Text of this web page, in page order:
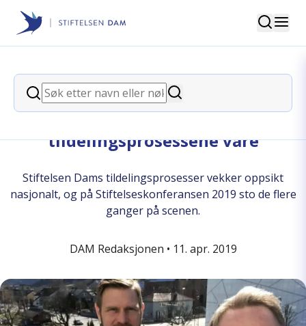
Stiftelsen Dam
Søk
Søk
Søk
back
– Vi er stolte over
tildelingsprosessene våre
Stiftelsen Dams tildelingsprosesser vekker oppsikt
nasjonalt, og på Stiftelseskonferansen 2019 sto de flere
ganger på scenen.
DAM Redaksjonen • 11. apr. 2019